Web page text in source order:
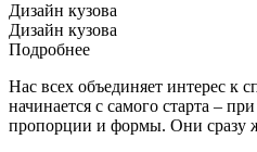
Дизайн кузова
Дизайн кузова
Подробнее
Нас всех объединяет интерес к
начинается с самого старта –
пропорции и формы. Они сразу